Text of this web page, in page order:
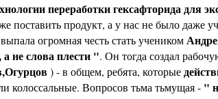
переработки гексафторида для
поставить продукт, а у нас не было даже
огромная честь стать учеником
а не слова плести ". Он тогда создал
) - в общем, ребята, которые
колоссальные. Вопросов тьма тьмущая - "